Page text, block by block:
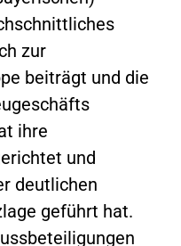
zur
beiträgt und die
ihre
und
deutlichen
geführt hat.